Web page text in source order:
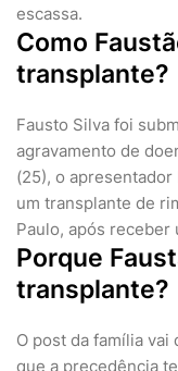
escassa.
Como
transplante?
Fausto Silva foi
agravamento de
(25), o
um transplante de
Paulo, após receber
Porque
transplante?
O post da família
que a precedência